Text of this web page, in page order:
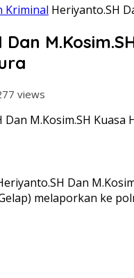
Kriminal Heriyanto.SH
Dan
views
Dan
melaporkan ke